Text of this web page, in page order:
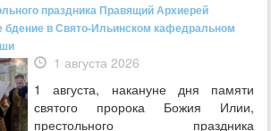
праздника Правящий Архиерей
в Свято-Ильинском кафедральном
1 августа 2026
1 августа, накануне дня памяти
святого пророка Божия Илии,
престольного праздника